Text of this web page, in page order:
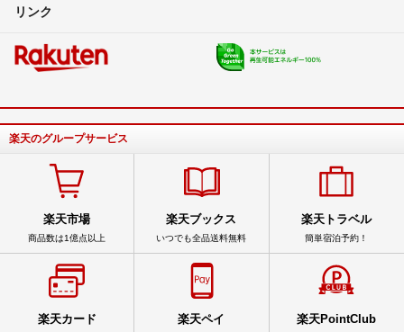
リンク
楽天のグループサービス
楽天市場
商品数は1億点以上
楽天ブックス
いつでも全品送料無料
楽天トラベル
簡単宿泊予約！
楽天カード 楽天ペイ 楽天PointClub